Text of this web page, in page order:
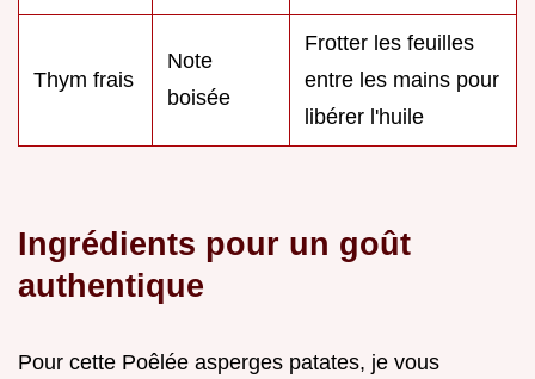
Thym frais
Note
boisée
Frotter les feuilles
entre les mains pour
libérer l'huile
Ingrédients pour un goût
authentique
Pour cette Poêlée asperges patates, je vous